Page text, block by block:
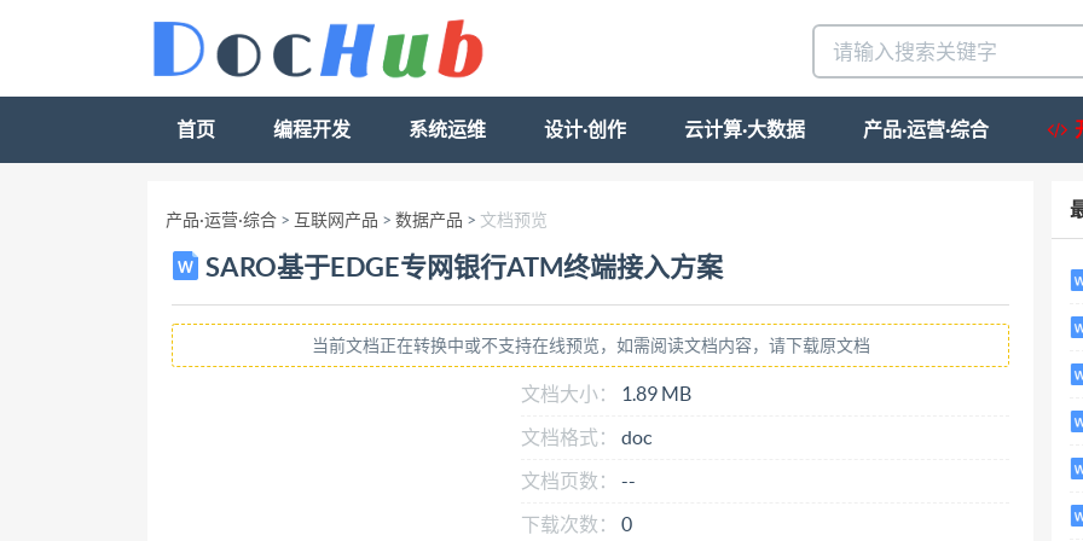
首页 编程开发 系统运维 设计·创作 云计算·大数据 产品·运营·综合
产品·运营·综合 > 互联网产品 > 数据产品 > 文档预览
SARO基于EDGE专网银行ATM终端接入方案
当前文档正在转换中或不支持在线预览，如需阅读文档内容，请下载原文档
文档大小：
1.89 MB
文档格式：
doc
文档页数：
--
下载次数：
0